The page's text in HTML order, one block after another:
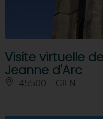
Visite virtuelle
Jeanne d'Arc
45500 - GIEN